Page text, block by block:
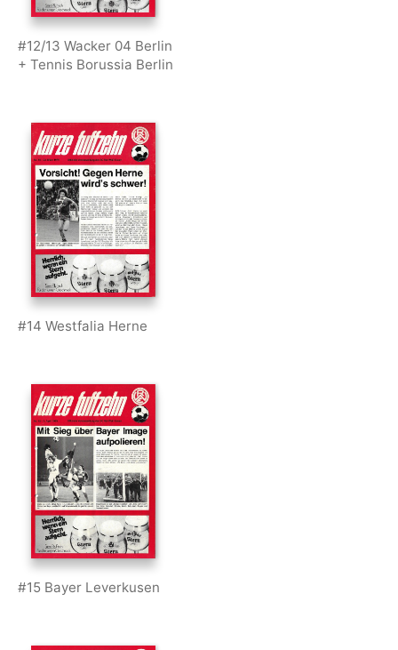
#12/13 Wacker 04 Berlin
+ Tennis Borussia Berlin
#14 Westfalia Herne
#15 Bayer Leverkusen